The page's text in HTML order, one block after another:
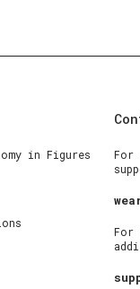
in Figures
For
For